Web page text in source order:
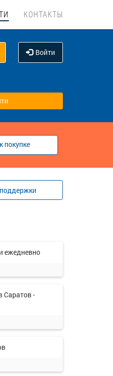
КОНТАКТЫ
Войти
покупке
ежедневно
Саратов -